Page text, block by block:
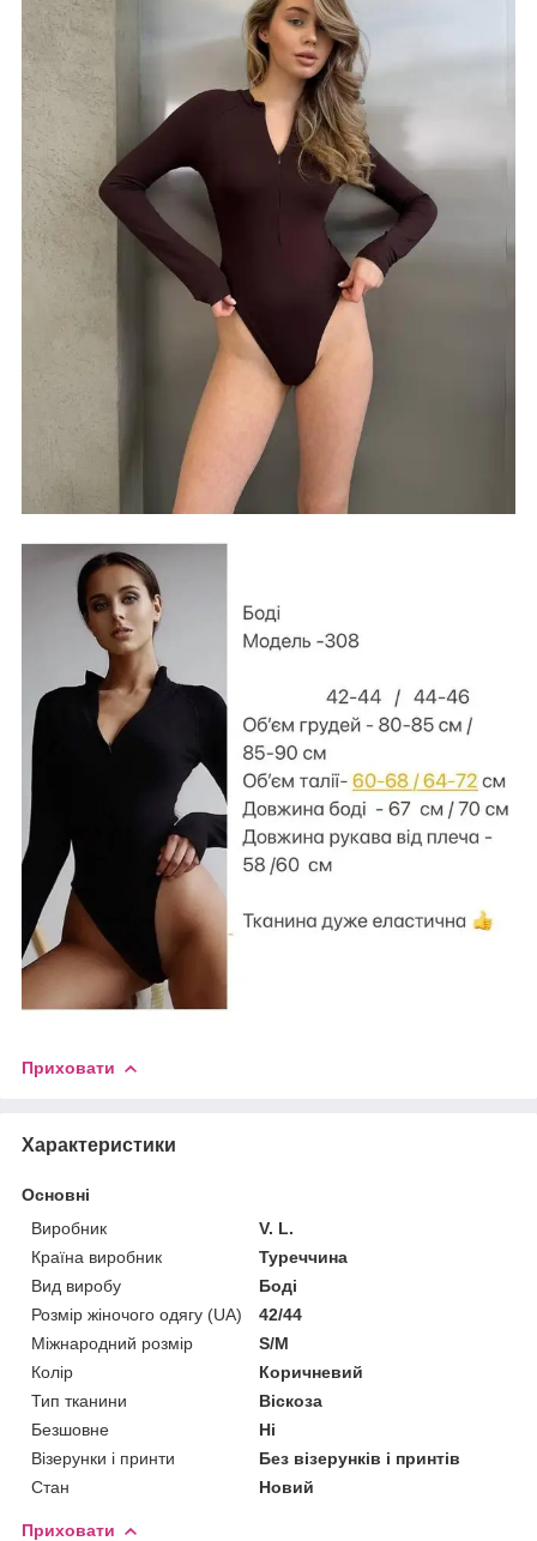
Приховати
Характеристики
Основні
Виробник
V. L.
Країна виробник
Туреччина
Вид виробу
Боді
Розмір жіночого одягу (UA)
42/44
Міжнародний розмір
S/M
Колір
Коричневий
Тип тканини
Віскоза
Безшовне
Ні
Візерунки і принти
Без візерунків і принтів
Стан
Новий
Приховати